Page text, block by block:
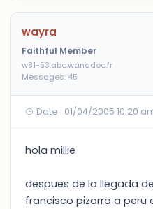
wayra
Faithful Member
w81-53.abo.wanadoo.fr
Messages: 45
Date : 01/04/2005 10:20
hola millie
despues de la llegada
francisco pizarro a peru